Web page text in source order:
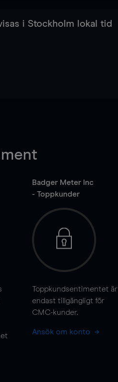
i Stockholm lokal tid
Badger Meter Inc
- Toppkunder
Toppkundsentimentet är
endast tillgängligt för
CMC-kunder.
Ansök om konto